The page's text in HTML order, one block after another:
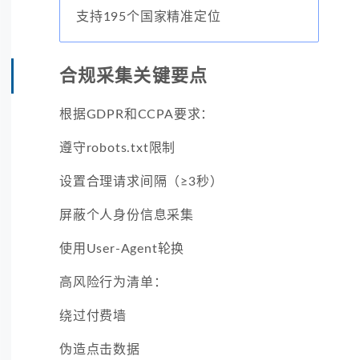
支持195个国家精准定位
合规采集关键要点
根据GDPR和CCPA要求：
遵守robots.txt限制
设置合理请求间隔（≥3秒）
屏蔽个人身份信息采集
使用User-Agent轮换
高风险行为清单：
绕过付费墙
伪造点击数据